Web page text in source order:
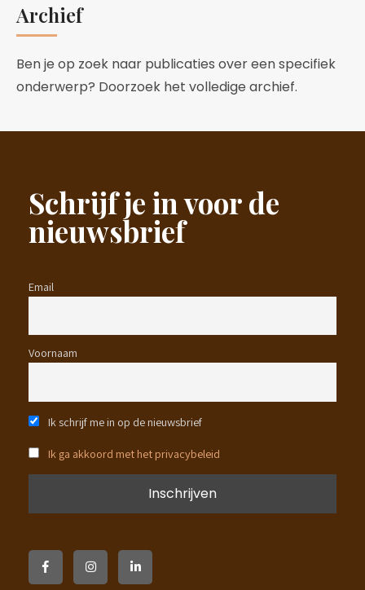
Archief
Ben je op zoek naar publicaties over een specifiek
onderwerp? Doorzoek het volledige archief.
Schrijf je in voor de
nieuwsbrief
Email
Voornaam
Ik schrijf me in op de nieuwsbrief
Ik ga akkoord met het privacybeleid